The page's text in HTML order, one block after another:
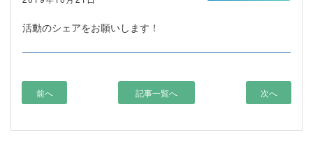
活動のシェアをお願いします！
前へ 記事一覧へ 次へ